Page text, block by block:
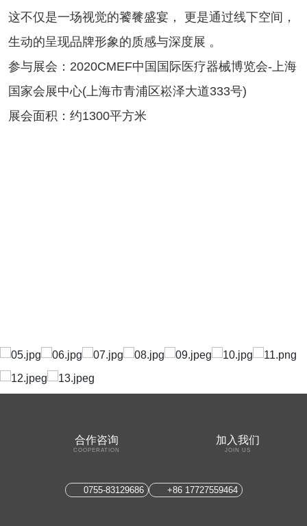
这不仅是一场视觉的饕餮盛宴， 更是通过线下空间，
生动的呈现品牌形象的质感与深度展 。
参与展会：2020CMEF中国国际医疗器械博览会-上海
国家会展中心(上海市青浦区崧泽大道333号)
展会面积：约1300平方米